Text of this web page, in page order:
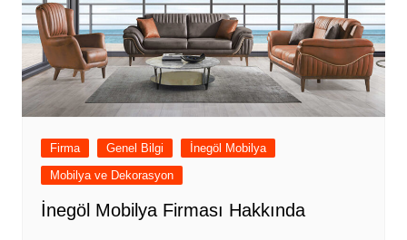
Firma Genel Bilgi
İnegöl Mobilya
Mobilya ve Dekorasyon
İnegöl Mobilya Firması Hakkında